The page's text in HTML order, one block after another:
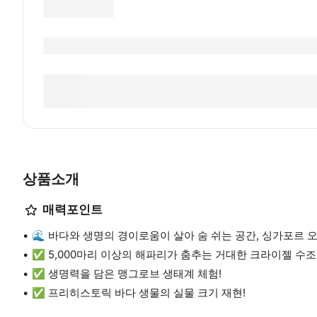
상품소개
매력포인트
🌊 바다와 생명의 경이로움이 살아 숨 쉬는 공간, 싱가포르
✅ 5,000마리 이상의 해파리가 춤추는 거대한 크라이젤 수
✅ 생명력을 담은 맹그로브 생태계 체험!
✅ 프리히스토릭 바다 생물의 실물 크기 재현!